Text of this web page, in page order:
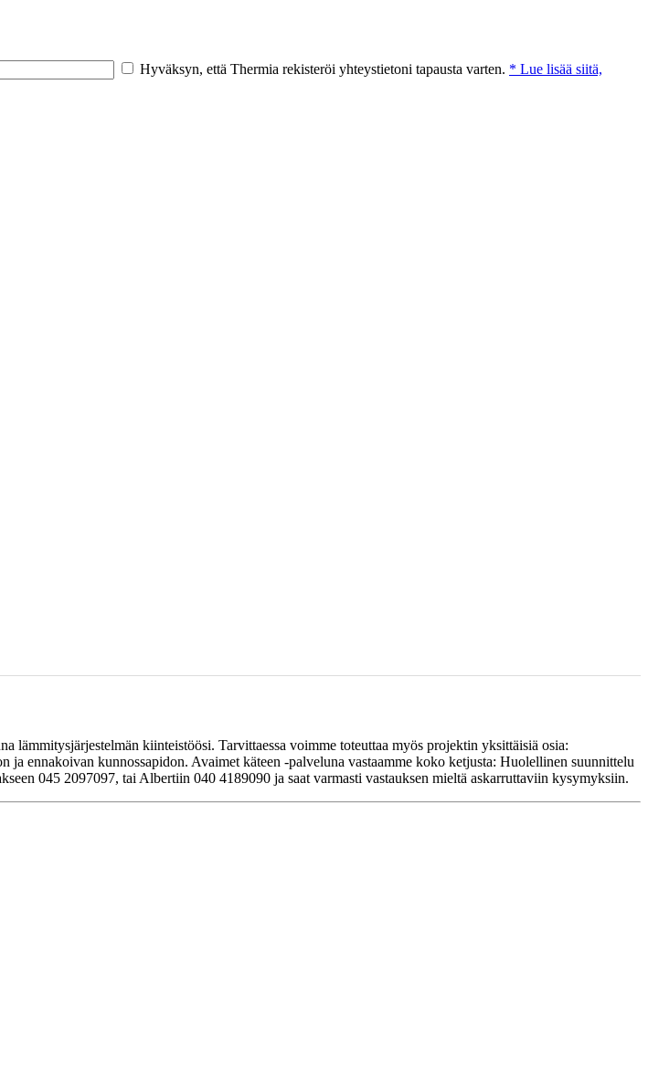
Hyväksyn, että Thermia rekisteröi yhteystietoni tapausta varten. * Lue lisää siitä,
lämmitysjärjestelmän kiinteistöösi. Tarvittaessa voimme toteuttaa myös projektin yksittäisiä osia:
ja ennakoivan kunnossapidon. Avaimet käteen -palveluna vastaamme koko ketjusta: Huolellinen suunnittelu
045 2097097, tai Albertiin 040 4189090 ja saat varmasti vastauksen mieltä askarruttaviin kysymyksiin.